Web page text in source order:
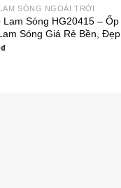
SÓNG NGOÀI TRỜI
Lam Sóng HG20415 – Ốp
Sóng Giá Rẻ Bền, Đẹp
₫